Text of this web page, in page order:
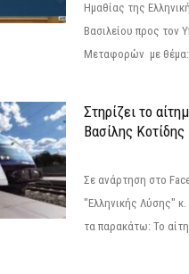
Ημαθίας της
Βασιλείου προς τον
Μεταφορών με θέμα:
Στηρίζει το
Βασίλης Κοτίδης
Σε ανάρτηση στο
"Ελληνικής Λύσης"
τα παρακάτω: Το